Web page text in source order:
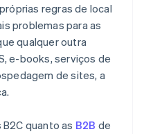
regras de local
problemas para as
qualquer outra
e-books, serviços de
de sites, a
quanto as B2B de